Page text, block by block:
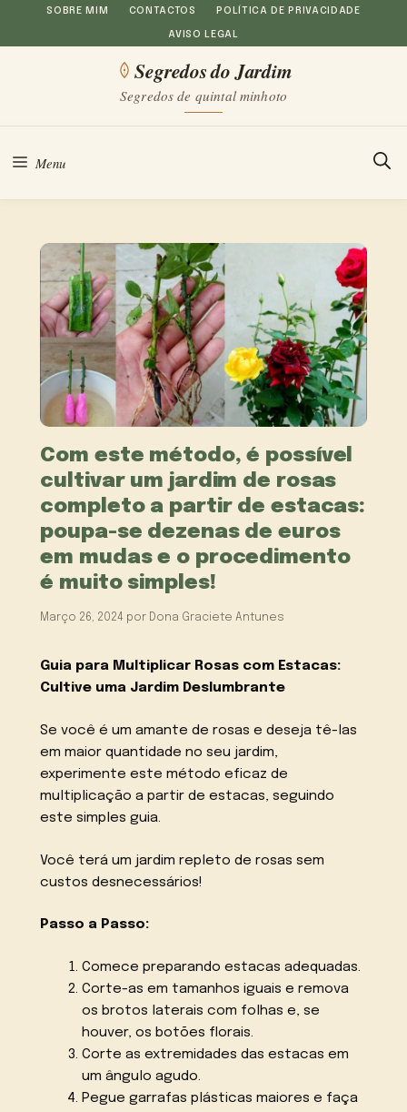
Saltar
para
SOBRE MIM CONTACTOS POLÍTICA DE PRIVACIDADE
AVISO LEGAL
Segredos do Jardim
Segredos de quintal minhoto
Menu
Com este método, é possível
cultivar um jardim de rosas
completo a partir de estacas:
poupa-se dezenas de euros
em mudas e o procedimento
é muito simples!
Março 26, 2024 por Dona Graciete Antunes
Guia para Multiplicar Rosas com Estacas:
Cultive uma Jardim Deslumbrante
Se você é um amante de rosas e deseja tê-las
em maior quantidade no seu jardim,
experimente este método eficaz de
multiplicação a partir de estacas, seguindo
este simples guia.
Você terá um jardim repleto de rosas sem
custos desnecessários!
Passo a Passo:
Comece preparando estacas adequadas.
Corte-as em tamanhos iguais e remova
os brotos laterais com folhas e, se
houver, os botões florais.
Corte as extremidades das estacas em
um ângulo agudo.
Pegue garrafas plásticas maiores e faça